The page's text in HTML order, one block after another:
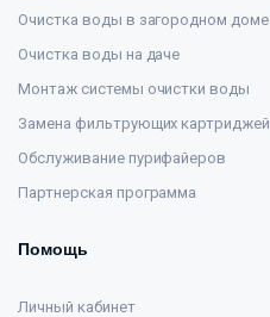
Очистка воды в загородном доме
Очистка воды на даче
Монтаж системы очистки воды
Замена фильтрующих картриджей
Обслуживание пурифайеров
Партнерская программа
Помощь
Личный кабинет